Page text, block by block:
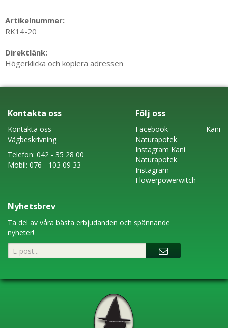
Artikelnummer:
RK14-20
Direktlänk:
Högerklicka och kopiera adressen
Kontakta oss
Kontakta oss
Vägbeskrivning
Telefon: 042 - 35 28 00
Mobil: 076 - 103 09 33
Följ oss
FacebookKani
Naturapotek
Instagram Kani
Naturapotek
Instagram
Flowerpowerwitch
Nyhetsbrev
Ta del av våra bästa erbjudanden och spännande
nyheter!